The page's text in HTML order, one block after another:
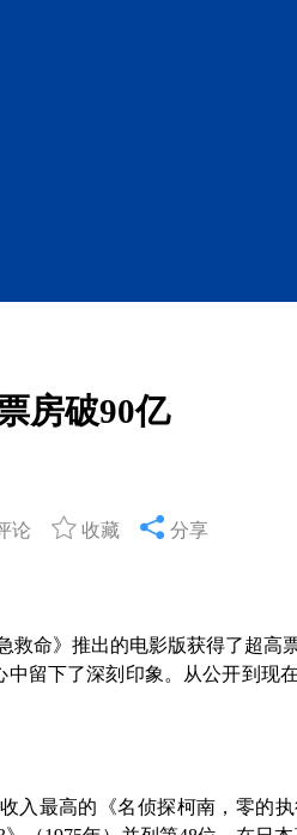
房破90亿
论 收藏 分享
救命》推出的电影版获得了超高
留下了深刻印象。从公开到现
入最高的《名侦探柯南，零的